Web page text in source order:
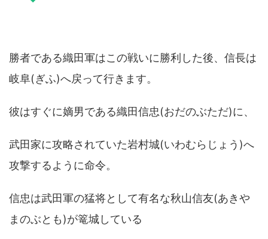
勝者である織田軍はこの戦いに勝利した後、信長は
岐阜(ぎふ)へ戻って行きます。
彼はすぐに嫡男である織田信忠(おだのぶただ)に、
武田家に攻略されていた岩村城(いわむらじょう)へ
攻撃するように命令。
信忠は武田軍の猛将として有名な秋山信友(あきや
まのぶとも)が篭城している